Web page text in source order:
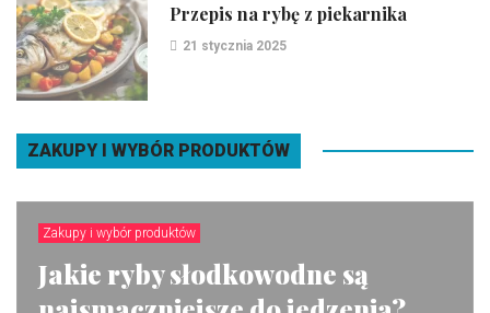
Przepis na rybę z piekarnika
21 stycznia 2025
ZAKUPY I WYBÓR PRODUKTÓW
Zakupy i wybór produktów
Jakie ryby słodkowodne są